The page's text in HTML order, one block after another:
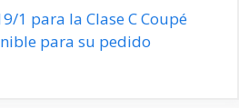
1 para la Clase C Coupé
para su pedido